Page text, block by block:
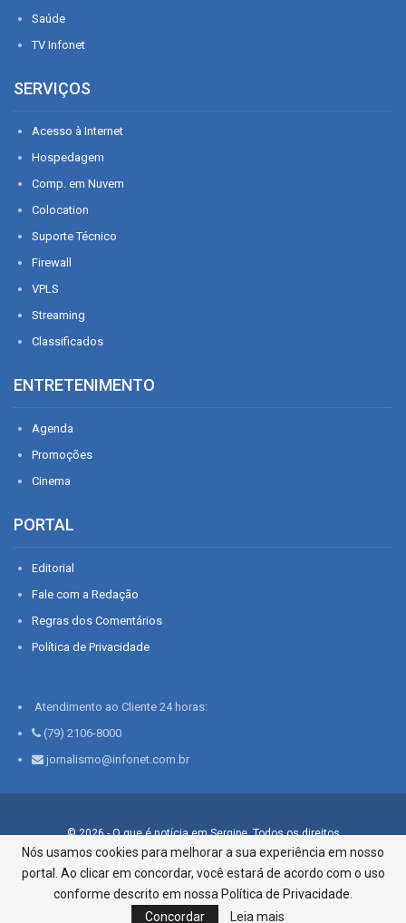
Saúde
TV Infonet
SERVIÇOS
Acesso à Internet
Hospedagem
Comp. em Nuvem
Colocation
Suporte Técnico
Firewall
VPLS
Streaming
Classificados
ENTRETENIMENTO
Agenda
Promoções
Cinema
PORTAL
Editorial
Fale com a Redação
Regras dos Comentários
Política de Privacidade
Atendimento ao Cliente 24 horas:
(79) 2106-8000
jornalismo@infonet.com.br
© 2026 - O que é notícia em Sergipe. Todos os direitos
reservados.
Infonet - Rua Monsenhor Silveira 276, Bairro São José |
Aracaju-SE, CEP 49015-030, Fone: 79.2106.8000 - CI Centro de
Informações LTDA
Nós usamos cookies para melhorar a sua experiência em nosso
portal. Ao clicar em concordar, você estará de acordo com o uso
conforme descrito em nossa Política de Privacidade.
Concordar
Leia mais